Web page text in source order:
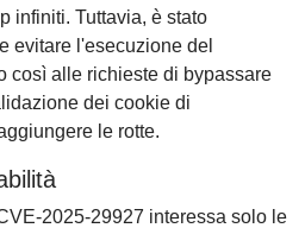
infiniti. Tuttavia, è stato
evitare l'esecuzione del
così alle richieste di bypassare
dei cookie di
le rotte.
2025-29927 interessa solo le